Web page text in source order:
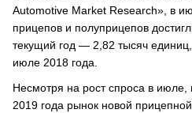
Automotive Market Research», в
прицепов и полуприцепов
текущий год — 2,82 тысяч
июле 2018 года.
Несмотря на рост спроса в
2019 года рынок новой